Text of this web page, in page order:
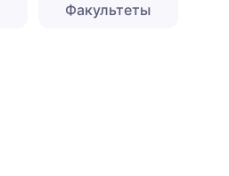
Факультеты